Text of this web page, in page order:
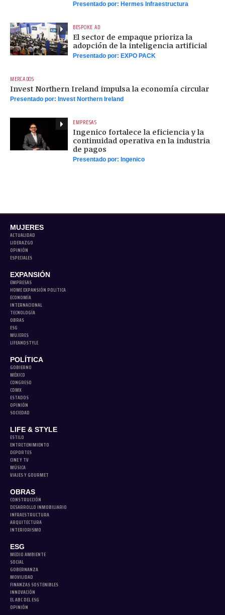
Presentado por: Hermes Infraestructura
BESPOKE AD
El sector de empaque prioriza la
adopción de la inteligencia artificial
Presentado por: EXPO PACK
MERCADOS
Invest Northern Ireland impulsa la economía circular
Presentado por: Invest Northern Ireland
EMPRESAS
Ingenico fortalece la eficiencia y la
continuidad operativa en la industria
de pagos
Presentado por: Ingenico
MUJERES
ACTUALIDAD
LIDERAZGO
OPINIÓN
ESPECIALES
EXPANSIÓN
EMPRESAS
HOME EXPANSIÓN POLITICA
ECONOMÍA
INTERNACIONAL
TECNOLOGÍA
OBRAS
ESG
MUJERES
LIFEANDSTYLE
POLÍTICA
GOBIERNO
MÉXICO
CONGRESO
CDMX
ESTADOS
OPINIÓN
SOCIEDAD
LIFE & STYLE
ESTILO
ENTRETENIMIENTO
DEPORTES
CINE Y TV
MÚSICA
VIAJES Y GOURMET
OBRAS
CONSTRUCCIÓN
DESARROLLO INMOBILIARIO
INFRAESTRUCTURA
ARQUITECTURA
INTERIORISMO
ESG
MEDIO AMBIENTE
SOCIAL
GOBERNANZA
MOVILIDAD
FINANZAS SOSTENIBLES
INNOVACIÓN
EL ABC DEL ESG
OPINIÓN